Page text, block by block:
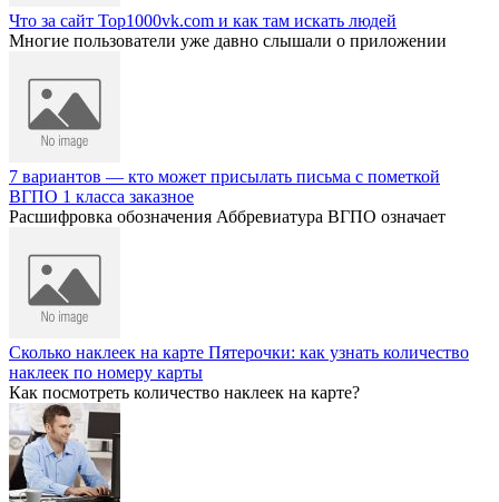
Что за сайт Top1000vk.com и как там искать людей
Многие пользователи уже давно слышали о приложении
7 вариантов — кто может присылать письма с пометкой
ВГПО 1 класса заказное
Расшифровка обозначения Аббревиатура ВГПО означает
Сколько наклеек на карте Пятерочки: как узнать количество
наклеек по номеру карты
Как посмотреть количество наклеек на карте?